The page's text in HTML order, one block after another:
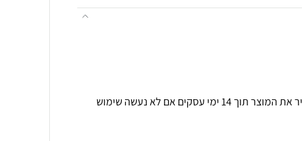
תנאי רכישה ואחריות: ניתן להחזיר את המוצר תוך 14 ימי עסקים אם לא נעשה שימוש